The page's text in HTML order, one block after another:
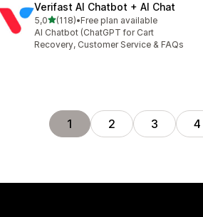
Verifast AI Chatbot + AI Chat
5,05 yıldız üzerinden
(118)
toplam 118 değerlendirme
•Free plan available
AI Chatbot (ChatGPT for Cart
Recovery, Customer Service & FAQs
1 2 3 4